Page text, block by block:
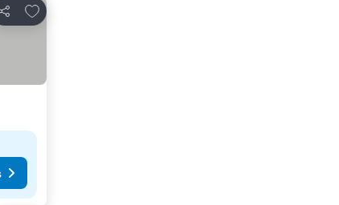
Partilhar
Adicionar aos favoritos